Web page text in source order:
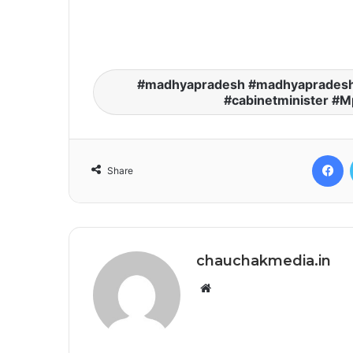
madhyapradesh
#cabinetminister
Share
chauchakmedia.in
Website